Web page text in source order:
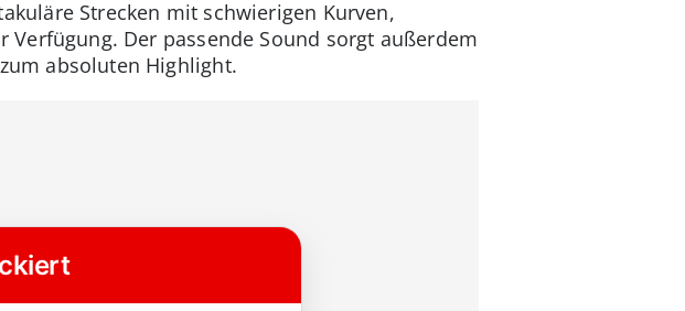
Strecken mit schwierigen Kurven,
Der passende Sound sorgt außerdem
absoluten Highlight.